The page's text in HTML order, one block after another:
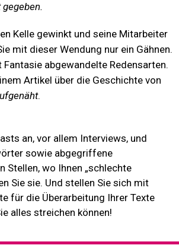
Kelle gewinkt und seine Mitarbeiter
mit dieser Wendung nur ein Gähnen.
abgewandelte Redensarten.
Artikel über die Geschichte von
.
an, vor allem Interviews, und
sowie abgegriffene
Stellen, wo Ihnen „schlechte
Sie sie. Und stellen Sie sich mit
für die Überarbeitung Ihrer Texte
alles streichen können!